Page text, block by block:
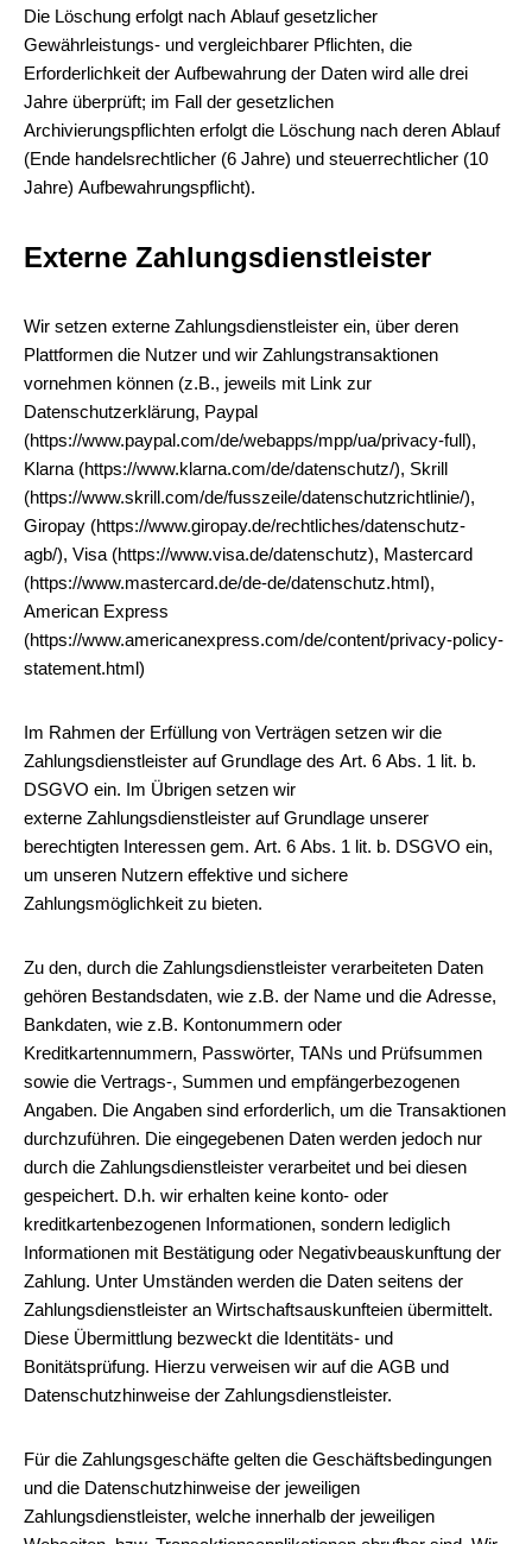
Die Löschung erfolgt nach Ablauf gesetzlicher
Gewährleistungs- und vergleichbarer Pflichten, die
Erforderlichkeit der Aufbewahrung der Daten wird alle drei
Jahre überprüft; im Fall der gesetzlichen
Archivierungspflichten erfolgt die Löschung nach deren Ablauf
(Ende handelsrechtlicher (6 Jahre) und steuerrechtlicher (10
Jahre) Aufbewahrungspflicht).
Externe Zahlungsdienstleister
Wir setzen externe Zahlungsdienstleister ein, über deren
Plattformen die Nutzer und wir Zahlungstransaktionen
vornehmen können (z.B., jeweils mit Link zur
Datenschutzerklärung, Paypal
(https://www.paypal.com/de/webapps/mpp/ua/privacy-full),
Klarna (https://www.klarna.com/de/datenschutz/), Skrill
(https://www.skrill.com/de/fusszeile/datenschutzrichtlinie/),
Giropay (https://www.giropay.de/rechtliches/datenschutz-
agb/), Visa (https://www.visa.de/datenschutz), Mastercard
(https://www.mastercard.de/de-de/datenschutz.html),
American Express
(https://www.americanexpress.com/de/content/privacy-policy-
statement.html)
Im Rahmen der Erfüllung von Verträgen setzen wir die
Zahlungsdienstleister auf Grundlage des Art. 6 Abs. 1 lit. b.
DSGVO ein. Im Übrigen setzen wir
externe Zahlungsdienstleister auf Grundlage unserer
berechtigten Interessen gem. Art. 6 Abs. 1 lit. b. DSGVO ein,
um unseren Nutzern effektive und sichere
Zahlungsmöglichkeit zu bieten.
Zu den, durch die Zahlungsdienstleister verarbeiteten Daten
gehören Bestandsdaten, wie z.B. der Name und die Adresse,
Bankdaten, wie z.B. Kontonummern oder
Kreditkartennummern, Passwörter, TANs und Prüfsummen
sowie die Vertrags-, Summen und empfängerbezogenen
Angaben. Die Angaben sind erforderlich, um die Transaktionen
durchzuführen. Die eingegebenen Daten werden jedoch nur
durch die Zahlungsdienstleister verarbeitet und bei diesen
gespeichert. D.h. wir erhalten keine konto- oder
kreditkartenbezogenen Informationen, sondern lediglich
Informationen mit Bestätigung oder Negativbeauskunftung der
Zahlung. Unter Umständen werden die Daten seitens der
Zahlungsdienstleister an Wirtschaftsauskunfteien übermittelt.
Diese Übermittlung bezweckt die Identitäts- und
Bonitätsprüfung. Hierzu verweisen wir auf die AGB und
Datenschutzhinweise der Zahlungsdienstleister.
Für die Zahlungsgeschäfte gelten die Geschäftsbedingungen
und die Datenschutzhinweise der jeweiligen
Zahlungsdienstleister, welche innerhalb der jeweiligen